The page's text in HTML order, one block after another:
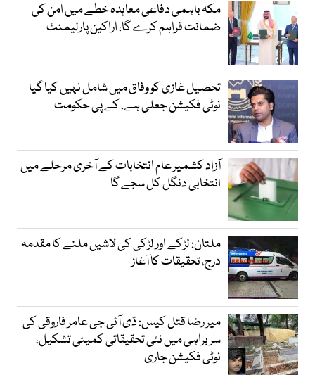
مکہ باہمی دفاعی معاہدہ خطے میں امن کی
ضمانت فراہم کرے گا، اراکین پارلیمنٹ
تحصیل غازی کو وفاق میں شامل نہیں کیا گیا
نوٹی فکیشن جعلی ہے، کے پی حکومت
آزاد کشمیر عام انتخابات کے آخری مرحلے میں
انتخابی دنگل کل سجے گا
ملتان: لڑکے اور لڑکی کی لاشیں ملنے کا مقدمہ
درج، تحقیقات کا آغاز
میر رضا قتل کیس: ڈی آئی جی عامر فاروقی کی
سربراہی میں نئی تحقیقاتی کمیٹی تشکیل،
نوٹی فکیشن جاری